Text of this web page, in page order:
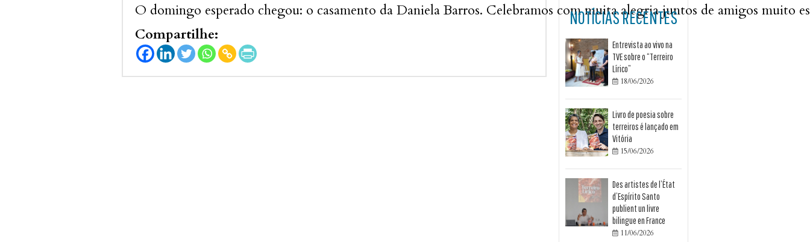
O domingo esperado chegou: o casamento da Daniela Barros. Celebramos com muita alegria juntos de amigos muito
Compartilhe:
NOTÍCIAS RECENTES
Entrevista ao vivo na
TVE sobre o “Terreiro
Lírico”
 18/06/2026
Livro de poesia sobre
terreiros é lançado em
Vitória
 15/06/2026
Des artistes de l’État
d’Espírito Santo
publient un livre
bilingue en France
 11/06/2026